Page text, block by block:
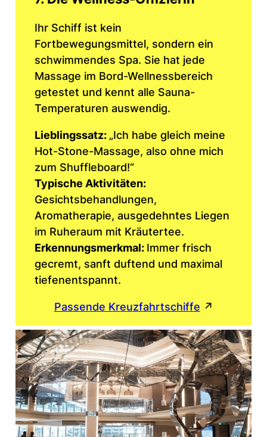
Ihr Schiff ist kein
Fortbewegungsmittel, sondern ein
schwimmendes Spa. Sie hat jede
Massage im Bord-Wellnessbereich
getestet und kennt alle Sauna-
Temperaturen auswendig.
Lieblingssatz: „Ich habe gleich meine
Hot-Stone-Massage, also ohne mich
zum Shuffleboard!“
Typische Aktivitäten:
Gesichtsbehandlungen,
Aromatherapie, ausgedehntes Liegen
im Ruheraum mit Kräutertee.
Erkennungsmerkmal: Immer frisch
gecremt, sanft duftend und maximal
tiefenentspannt.
Passende Kreuzfahrtschiffe ↗